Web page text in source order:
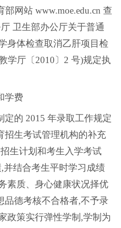
网站 www.moe.edu.cn 查
卫生部办公厅关于普通
身体检查取消乙肝项目检
学厅〔2010〕2 号)规定执
费
的 2015 年录取工作规定
招生考试管理机构的补充
生计划和考生入学考试
并结合考生平时学习成绩
素质、身心健康状况择优
品德考核不合格者,不予录
政策实行弹性学制,学制为